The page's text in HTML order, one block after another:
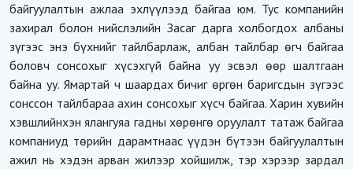
байгуулалтын ажлаа эхлүүлээд байгаа юм. Тус компанийн
захирал болон нийслэлийн Засаг дарга холбогдох албаны
зүгээс энэ бүхнийг тайлбарлаж, албан тайлбар өгч байгаа
боловч сонсохыг хүсэхгүй байна уу эсвэл өөр шалтгаан
байна уу. Ямартай ч шаардах бичиг өргөн баригсдын зүгээс
сонссон тайлбараа ахин сонсохыг хүсч байгаа. Харин хувийн
хэвшлийнхэн ялангуяа гадны хөрөнгө оруулалт татаж байгаа
компаниуд төрийн дарамтнаас үүдэн бүтээн байгуулалтын
ажил нь хэдэн арван жилээр хойшилж, тэр хэрээр зардал